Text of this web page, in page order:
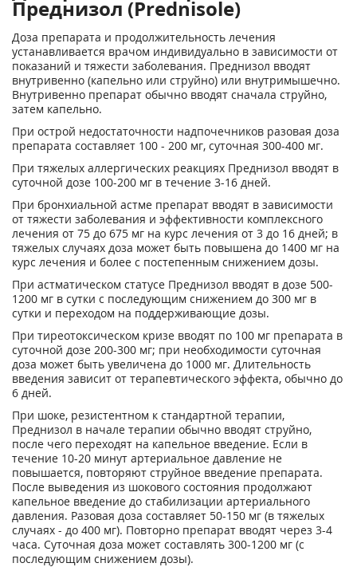
Преднизол (Prednisole)
Доза препарата и продолжительность лечения
устанавливается врачом индивидуально в зависимости от
показаний и тяжести заболевания. Преднизол вводят
внутривенно (капельно или струйно) или внутримышечно.
Внутривенно препарат обычно вводят сначала струйно,
затем капельно.
При острой недостаточности надпочечников разовая доза
препарата составляет 100 - 200 мг, суточная 300-400 мг.
При тяжелых аллергических реакциях Преднизол вводят в
суточной дозе 100-200 мг в течение 3-16 дней.
При бронхиальной астме препарат вводят в зависимости
от тяжести заболевания и эффективности комплексного
лечения от 75 до 675 мг на курс лечения от 3 до 16 дней; в
тяжелых случаях доза может быть повышена до 1400 мг на
курс лечения и более с постепенным снижением дозы.
При астматическом статусе Преднизол вводят в дозе 500-
1200 мг в сутки с последующим снижением до 300 мг в
сутки и переходом на поддерживающие дозы.
При тиреотоксическом кризе вводят по 100 мг препарата в
суточной дозе 200-300 мг; при необходимости суточная
доза может быть увеличена до 1000 мг. Длительность
введения зависит от терапевтического эффекта, обычно до
6 дней.
При шоке, резистентном к стандартной терапии,
Преднизол в начале терапии обычно вводят струйно,
после чего переходят на капельное введение. Если в
течение 10-20 минут артериальное давление не
повышается, повторяют струйное введение препарата.
После выведения из шокового состояния продолжают
капельное введение до стабилизации артериального
давления. Разовая доза составляет 50-150 мг (в тяжелых
случаях - до 400 мг). Повторно препарат вводят через 3-4
часа. Суточная доза может составлять 300-1200 мг (с
последующим снижением дозы).